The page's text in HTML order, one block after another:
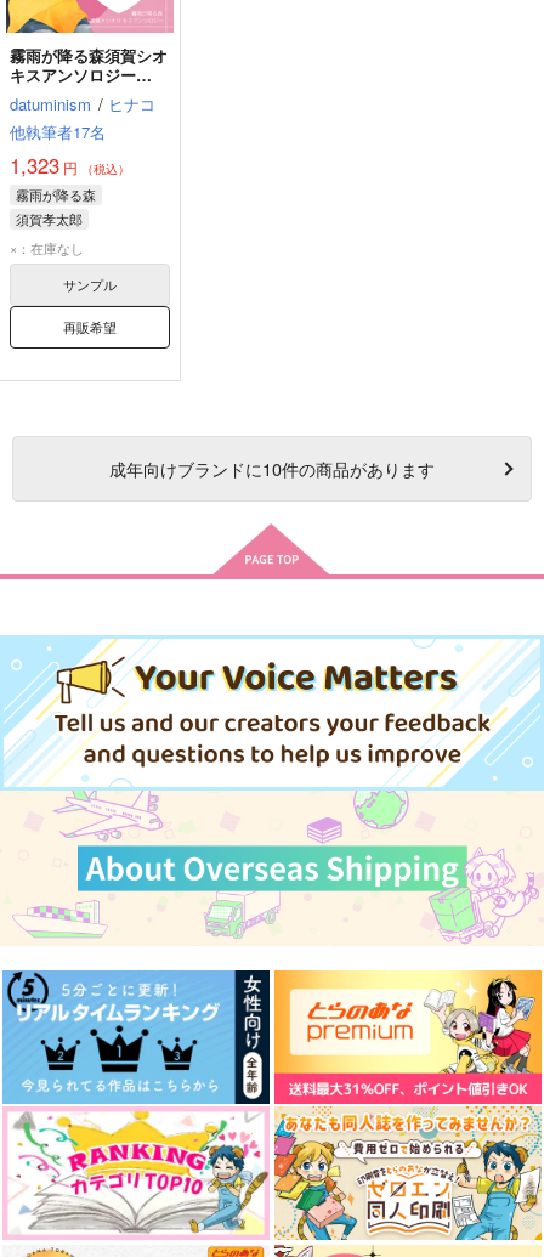
霧雨が降る森須賀シオ
キスアンソロジー
「Bliss」
datuminism / ヒナコ
他執筆者17名
1,323 円 （税込）
霧雨が降る森
須賀孝太郎
神崎シオリ
×：在庫なし
サンプル
再販希望
成年向けブランドに10件の商品があります